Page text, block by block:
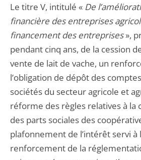
Le titre V, intitulé « De
financière des entreprises
financement des entreprises»,
pendant cinq ans, de la cession
vente de lait de vache, un
l’obligation de dépôt des
sociétés du secteur agricole et
réforme des règles relatives à la
des parts sociales des
plafonnement de l’intérêt servi à
renforcement de la